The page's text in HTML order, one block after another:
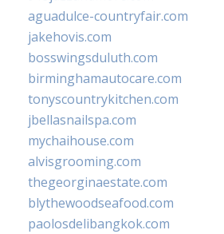
aguadulce-countryfair.com
jakehovis.com
bosswingsduluth.com
birminghamautocare.com
tonyscountrykitchen.com
jbellasnailspa.com
mychaihouse.com
alvisgrooming.com
thegeorginaestate.com
blythewoodseafood.com
paolosdelibangkok.com